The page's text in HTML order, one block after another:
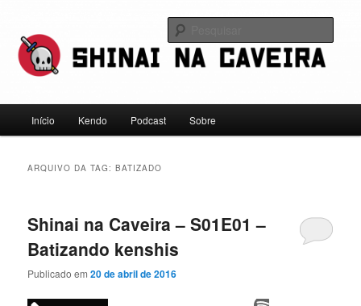
conteúdo
principal
conteúdo
secundário
Shinai na Caveira
principal
Início Kendo Podcast Sobre
ARQUIVO DA TAG:BATIZADO
Shinai na Caveira – S01E01 –
Batizando kenshis
Publicado em20 de abril de 2016